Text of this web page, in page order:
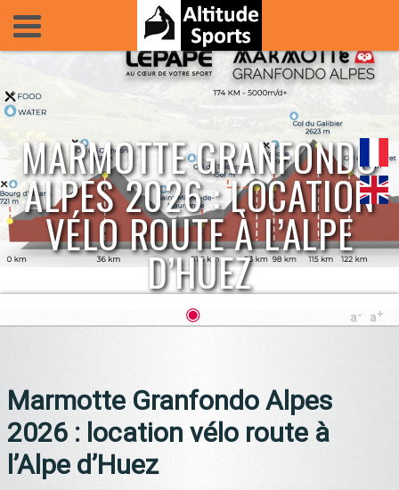
◉
MARMOTTE GRANFONDO
ALPES 2026 : LOCATION
VÉLO ROUTE À L’ALPE
D’HUEZ
Marmotte Granfondo Alpes
2026 : location vélo route à
l’Alpe d’Huez